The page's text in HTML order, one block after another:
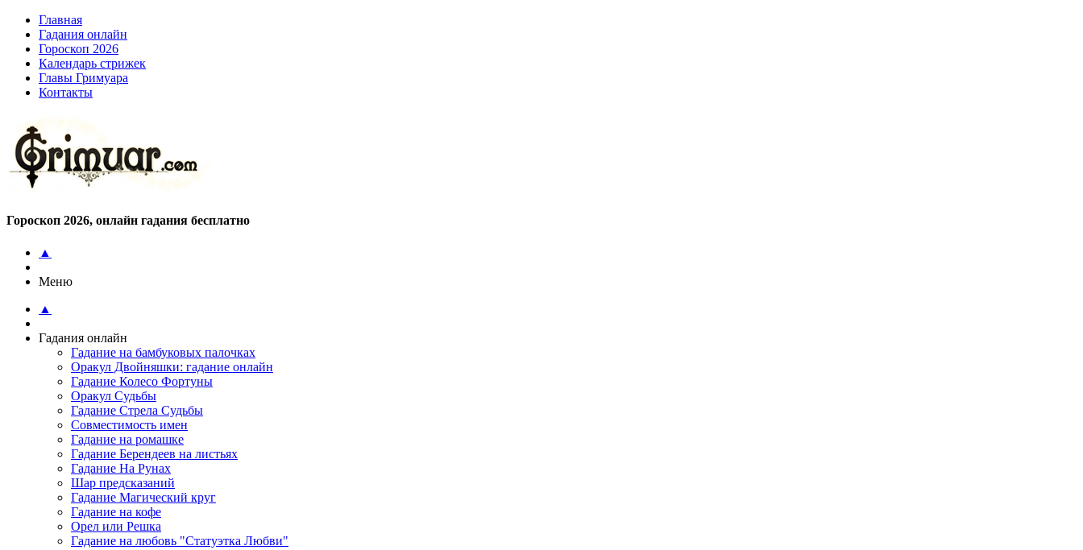
Главная
Гадания онлайн
Гороскоп 2026
Календарь стрижек
Главы Гримуара
Контакты
Гороскоп 2026, онлайн гадания бесплатно
▲
Меню
▲
Гадания онлайн
Гадание на бамбуковых палочках
Оракул Двойняшки: гадание онлайн
Гадание Колесо Фортуны
Оракул Судьбы
Гадание Стрела Судьбы
Совместимость имен
Гадание на ромашке
Гадание Берендеев на листьях
Гадание На Рунах
Шар предсказаний
Гадание Магический круг
Гадание на кофе
Орел или Решка
Гадание на любовь "Статуэтка Любви"